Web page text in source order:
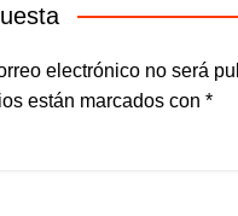
electrónico no será
están marcados con *